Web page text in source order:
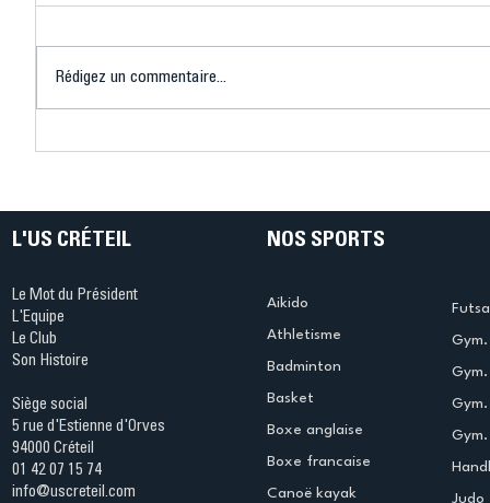
Rédigez un commentaire...
L'US CRÉTEIL
Le Mot du Président
L'Equipe
Le Club
Son Histoire
Siège social
5 rue d'Estienne d'Orves
94000 Créteil
01 42 07 15 74
info@uscreteil.com
NOS SPORTS
Aikido
Athletisme
Badminton
Basket
Boxe anglaise
Boxe francaise
Canoë kayak Judo